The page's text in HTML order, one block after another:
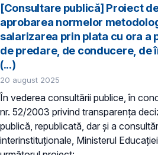
[Consultare publică] Proiect de
aprobarea normelor
salarizarea prin plata cu ora a
de predare, de conducere, de
(...)
20 august 2025
În vederea consultării publice, în
nr. 52/2003 privind transparenţa
publică, republicată, dar și a
interinstituționale, Ministerul